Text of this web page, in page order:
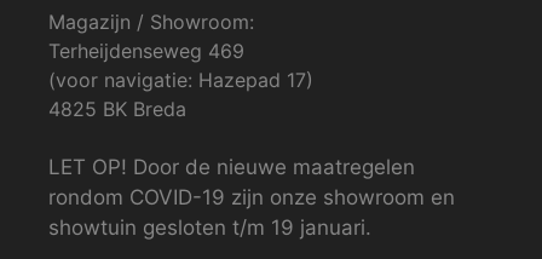
Magazijn / Showroom:
Terheijdenseweg 469
(voor navigatie: Hazepad 17)
4825 BK Breda
LET OP! Door de nieuwe maatregelen
rondom COVID-19 zijn onze showroom en
showtuin gesloten t/m 19 januari.